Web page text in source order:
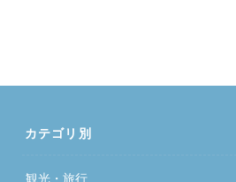
カテゴリ別
観光・旅行